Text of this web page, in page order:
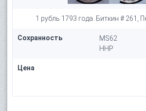
1 рубль 1793 года. Биткин # 261,
Сохранность
MS62
HHP
Цена